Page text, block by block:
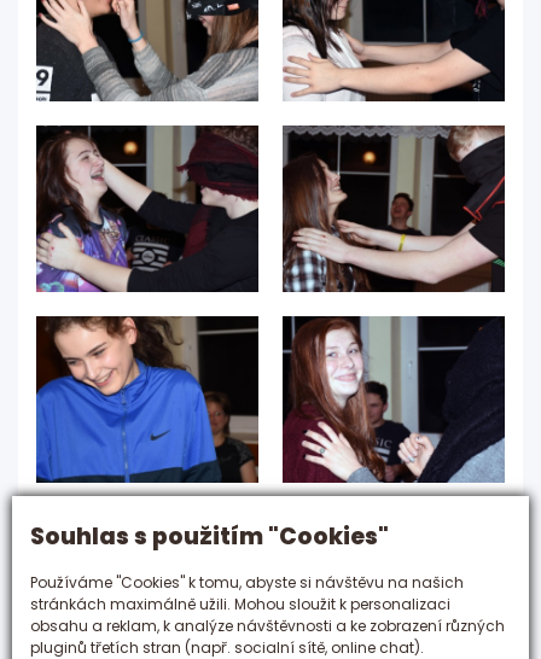
Souhlas s použitím "Cookies"
Používáme "Cookies" k tomu, abyste si návštěvu na našich
stránkách maximálně užili. Mohou sloužit k personalizaci
obsahu a reklam, k analýze návštěvnosti a ke zobrazení různých
pluginů třetích stran (např. socialní sítě, online chat).